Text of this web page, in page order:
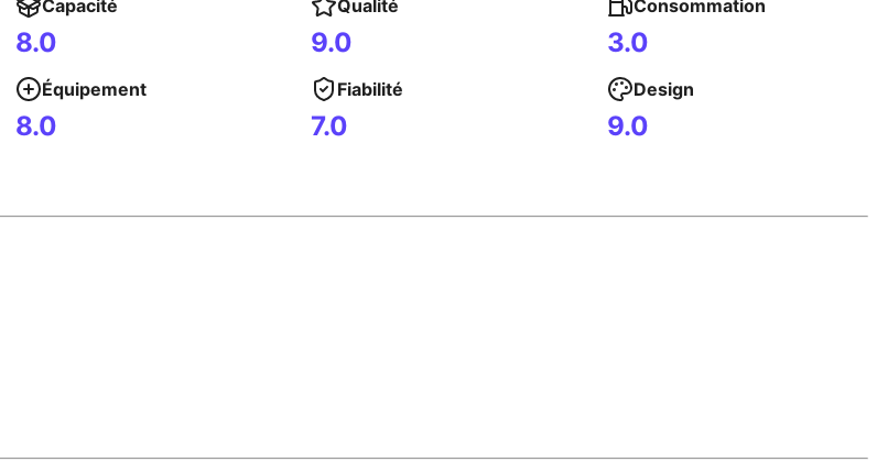
Capacité
8.0
Qualité
9.0
Consommation
3.0
Équipement
8.0
Fiabilité
7.0
Design
9.0